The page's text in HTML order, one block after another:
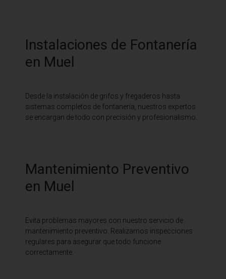
Instalaciones de Fontanería
en Muel
Desde la instalación de grifos y fregaderos hasta
sistemas completos de fontanería, nuestros expertos
se encargan de todo con precisión y profesionalismo.
Mantenimiento Preventivo
en Muel
Evita problemas mayores con nuestro servicio de
mantenimiento preventivo. Realizamos inspecciones
regulares para asegurar que todo funcione
correctamente.